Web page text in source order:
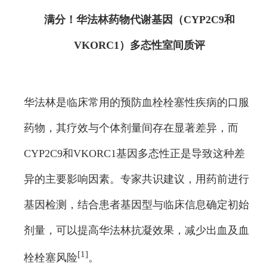
满分！华法林药物代谢基因（CYP2C9和
VKORC1）多态性室间质评
华法林是临床常用的预防血栓栓塞性疾病的口服
药物，其疗效与个体剂量间存在显著差异，而
CYP2C9和VKORC1基因多态性正是导致这种差
异的主要影响因素。专家共识建议，用药前进行
基因检测，结合患者基因型与临床信息确定初始
剂量，可以提高华法林抗凝效果，减少出血及血
栓栓塞风险[1]。